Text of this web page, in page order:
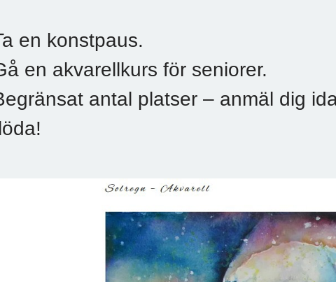
en konstpaus.
en akvarellkurs för seniorer.
antal platser – anmäl dig